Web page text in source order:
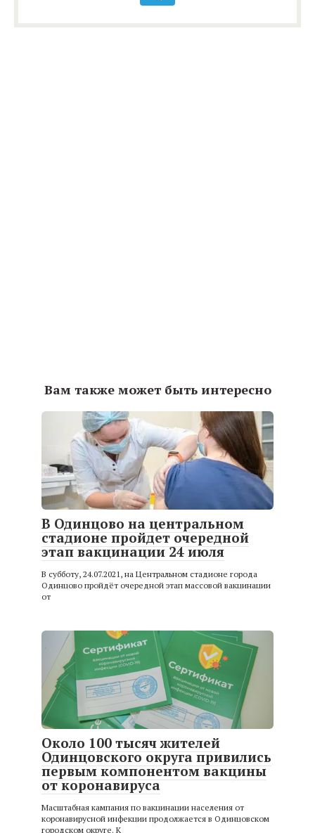
Вам также может быть интересно
В Одинцово на центральном
стадионе пройдет очередной
этап вакцинации 24 июля
В субботу, 24.07.2021, на Центральном стадионе города
Одинцово пройдёт очередной этап массовой вакцинации
от
Около 100 тысяч жителей
Одинцовского округа привились
первым компонентом вакцины
от коронавируса
Масштабная кампания по вакцинации населения от
коронавирусной инфекции продолжается в Одинцовском
городском округе. К